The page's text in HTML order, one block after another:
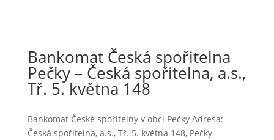
Bankomat Česká spořitelna
Pečky – Česká spořitelna, a.s.,
Tř. 5. května 148
Bankomat České spořitelny v obci Pečky Adresa:
Česká spořitelna, a.s., Tř. 5. května 148, Pečky